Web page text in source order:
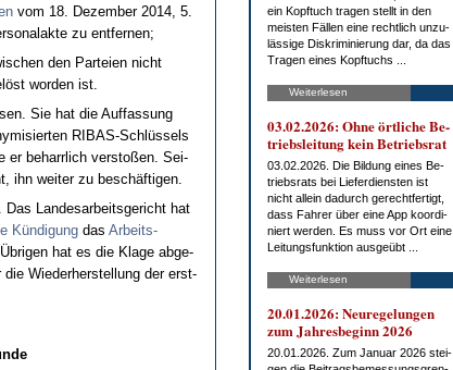
vom 18. De­zem­ber 2014, 5.
zu ent­fer­nen;
den Par­tei­en nicht
wor­den ist.
Sie hat die Auf­fas­sung
RIBAS-Schlüssels
er be­harr­lich ver­s­toßen. Sei­
ihn wei­ter zu beschäfti­gen.
Lan­des­ar­beits­ge­richt hat
Kündi­gungdas Ar­beits­
hat es die Kla­ge ab­ge­
Wie­der­her­stel­lung der erst­
ein Kopf­tuch tra­gen stellt in den
meis­ten Fäl­len ei­ne recht­lich un­zu­
läs­si­ge Dis­kri­mi­nie­rung dar, da das
Tra­gen ei­nes Kopf­tuchs ...
Weiterlesen
03.02.2026: Oh­ne ört­li­che Be­
triebs­lei­tung kein Be­triebs­rat
03.02.2026. Die Bil­dung ei­nes Be­
triebs­rats bei Lie­fer­diens­ten ist
nicht al­lein da­durch ge­recht­fer­tigt,
dass Fah­rer über ei­ne App ko­or­di­
niert wer­den. Es muss vor Ort ei­ne
Lei­tungs­funk­ti­on aus­ge­übt ...
Weiterlesen
20.01.2026: Neu­re­ge­lun­gen
zum Jah­res­be­ginn 2026
20.01.2026. Zum Ja­nu­ar 2026 stei­